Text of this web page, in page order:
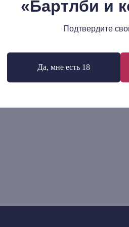
«Бартлби и
Подтвердите
Да, мне есть 18